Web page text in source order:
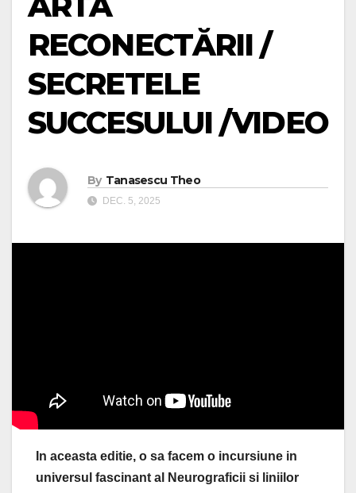
RECONECTĂRII /
SECRETELE
SUCCESULUI /VIDEO
By Tanasescu Theo
DEC. 5, 2025
In aceasta editie, o sa facem o incursiune in
universul fascinant al Neurograficii si liniilor